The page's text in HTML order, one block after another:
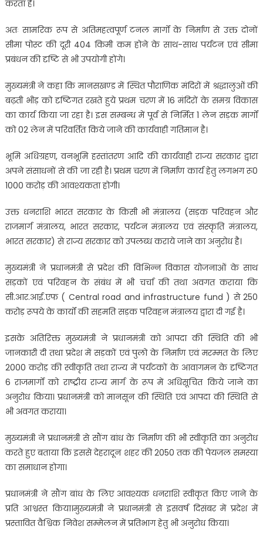
करता है।
अतः सामरिक रूप से अतिमहत्वपूर्ण टनल मार्गों के निर्माण से उक्त दोनों
सीमा पोस्ट की दूरी 404 किमी कम होने के साथ-साथ पर्यटन एवं सीमा
प्रबंधन की दृष्टि से भी उपयोगी होंगे।
मुख्यमंत्री ने कहा कि मानसखण्ड में स्थित पौराणिक मंदिरों में श्रद्धालुओं की
बढ़ती भीड़ को दृष्टिगत रखते हुये प्रथम चरण में 16 मंदिरों के समग्र विकास
का कार्य किया जा रहा है। इस सम्बन्ध में पूर्व से निर्मित 1 लेन सड़क मार्गों
को 02 लेन में परिवर्तित किये जाने की कार्यवाही गतिमान है।
भूमि अधिग्रहण, वनभूमि हस्तांतरण आदि की कार्यवाही राज्य सरकार द्वारा
अपने संसाधनों से की जा रही है। प्रथम चरण में निर्माण कार्य हेतु लगभग रू0
1000 करोड़ की आवश्यकता होगी।
उक्त धनराशि भारत सरकार के किसी भी मंत्रालय (सड़क परिवहन और
राजमार्ग मंत्रालय, भारत सरकार, पर्यटन मंत्रालय एवं संस्कृति मंत्रालय,
भारत सरकार) से राज्य सरकार को उपलब्ध कराये जाने का अनुरोध है।
मुख्यमंत्री ने प्रधानमंत्री से प्रदेश की विभिन्न विकास योजनाओं के साथ
सड़कों एवं परिवहन के संबंध में भी चर्चा की तथा अवगत कराया कि
सी.आर.आई.एफ ( Central road and infrastructure fund ) से 250
करोड़ रूपये के कार्यों की सहमति सड़क परिवहन मंत्रालय द्वारा दी गई है।
इसके अतिरिक्त मुख्यमंत्री ने प्रधानमंत्री को आपदा की स्थिति की भी
जानकारी दी तथा प्रदेश में सड़कों एवं पुलो के निर्माण एवं मरम्मत के लिए
2000 करोड़ की स्वीकृति तथा राज्य में पर्यटकों के आवागमन के दृष्टिगत
6 राजमार्गों को राष्ट्रीय राज्य मार्ग के रूप में अधिसूचित किये जाने का
अनुरोध किया। प्रधानमंत्री को मानसून की स्थिति एवं आपदा की स्थिति से
भी अवगत कराया।
मुख्यमंत्री ने प्रधानमंत्री से सौंग बांध के निर्माण की भी स्वीकृति का अनुरोध
करते हुए बताया कि इससे देहरादून शहर की 2050 तक की पेयजल समस्या
का समाधान होगा।
प्रधानमंत्री ने सौंग बांध के लिए आवश्यक धनराशि स्वीकृत किए जाने के
प्रति आश्वस्त किया।मुख्यमंत्री ने प्रधानमंत्री से इसवर्ष दिसंबर में प्रदेश में
प्रस्तावित वैश्विक निवेश सम्मेलन में प्रतिभाग हेतु भी अनुरोध किया।